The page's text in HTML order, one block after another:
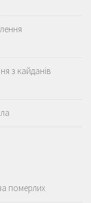
з кайданів
померлих